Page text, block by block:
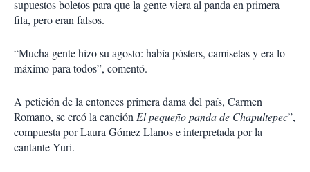
supuestos boletos para que la gente viera al panda en primera
fila, pero eran falsos.
“Mucha gente hizo su agosto: había pósters, camisetas y era lo
máximo para todos”, comentó.
A petición de la entonces primera dama del país, Carmen
Romano, se creó la canción El pequeño panda de Chapultepec”,
compuesta por Laura Gómez Llanos e interpretada por la
cantante Yuri.